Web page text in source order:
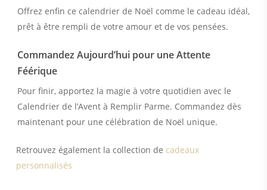
Offrez enfin ce calendrier de Noël comme le cadeau idéal,
prêt à être rempli de votre amour et de vos pensées.
Commandez Aujourd’hui pour une Attente
Féérique
Pour finir, apportez la magie à votre quotidien avec le
Calendrier de l’Avent à Remplir Parme. Commandez dès
maintenant pour une célébration de Noël unique.
Retrouvez également la collection de cadeaux
personnalisés